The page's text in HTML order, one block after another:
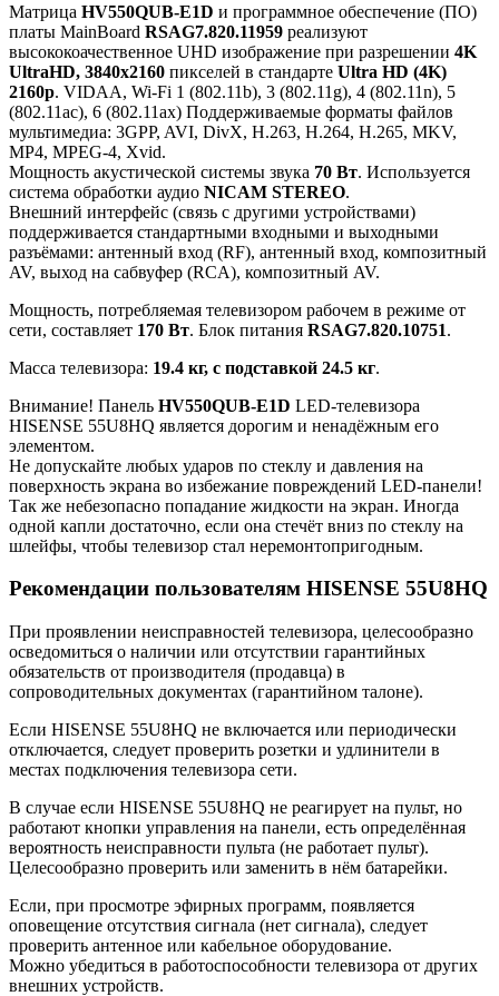
Матрица HV550QUB-E1D и программное обеспечение (ПО)
платы MainBoard RSAG7.820.11959 реализуют
высококоачественное UHD изображение при разрешении 4K
UltraHD, 3840x2160 пикселей в стандарте Ultra HD (4K)
2160p. VIDAA, Wi-Fi 1 (802.11b), 3 (802.11g), 4 (802.11n), 5
(802.11ac), 6 (802.11ax) Поддерживаемые форматы файлов
мультимедиа: 3GPP, AVI, DivX, H.263, H.264, H.265, MKV,
MP4, MPEG-4, Xvid.
Мощность акустической системы звука 70 Вт. Используется
система обработки аудио NICAM STEREO.
Внешний интерфейс (связь с другими устройствами)
поддерживается стандартными входными и выходными
разъёмами: антенный вход (RF), антенный вход, композитный
AV, выход на сабвуфер (RCA), композитный AV.
Мощность, потребляемая телевизором рабочем в режиме от
сети, составляет 170 Вт. Блок питания RSAG7.820.10751.
Масса телевизора: 19.4 кг, с подставкой 24.5 кг.
Внимание! Панель HV550QUB-E1D LED-телевизора
HISENSE 55U8HQ является дорогим и ненадёжным его
элементом.
Не допускайте любых ударов по стеклу и давления на
поверхность экрана во избежание повреждений LED-панели!
Так же небезопасно попадание жидкости на экран. Иногда
одной капли достаточно, если она стечёт вниз по стеклу на
шлейфы, чтобы телевизор стал неремонтопригодным.
Рекомендации пользователям HISENSE 55U8HQ
При проявлении неисправностей телевизора, целесообразно
осведомиться о наличии или отсутствии гарантийных
обязательств от производителя (продавца) в
сопроводительных документах (гарантийном талоне).
Если HISENSE 55U8HQ не включается или периодически
отключается, следует проверить розетки и удлинители в
местах подключения телевизора сети.
В случае если HISENSE 55U8HQ не реагирует на пульт, но
работают кнопки управления на панели, есть определённая
вероятность неисправности пульта (не работает пульт).
Целесообразно проверить или заменить в нём батарейки.
Если, при просмотре эфирных программ, появляется
оповещение отсутствия сигнала (нет сигнала), следует
проверить антенное или кабельное оборудование.
Можно убедиться в работоспособности телевизора от других
внешних устройств.